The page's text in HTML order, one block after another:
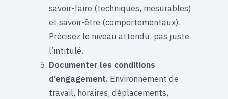
savoir-faire (techniques, mesurables)
et savoir-être (comportementaux).
Précisez le niveau attendu, pas juste
l’intitulé.
Documenter les conditions
d’engagement. Environnement de
travail, horaires, déplacements,